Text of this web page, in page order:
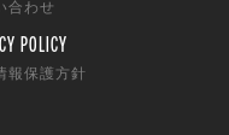
合わせ
POLICY
報保護方針